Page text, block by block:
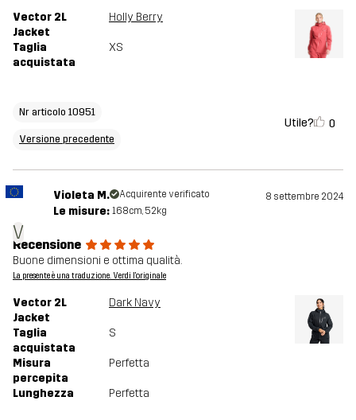
Vector 2L
Jacket
Holly Berry
Taglia
acquistata
XS
Nr articolo 10951
Versione precedente
Utile? 0
V
Violeta M. Acquirente verificato 8 settembre 2024
Le misure: 168cm, 52kg
Recensione
Buone dimensioni e ottima qualità.
La presente è una traduzione. Verdi l'originale
Vector 2L
Jacket
Dark Navy
Taglia
acquistata
S
Misura
percepita
Perfetta
Lunghezza Perfetta